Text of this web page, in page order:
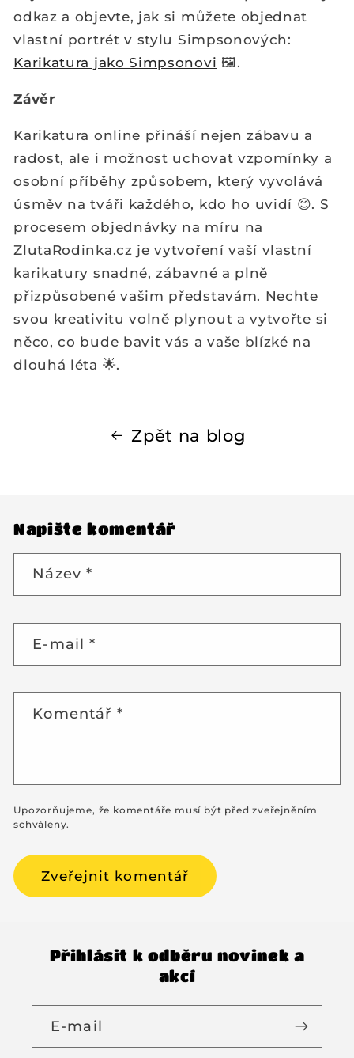
odkaz a objevte, jak si můžete objednat
vlastní portrét v stylu Simpsonových:
Karikatura jako Simpsonovi 🖼️.
Závěr
Karikatura online přináší nejen zábavu a
radost, ale i možnost uchovat vzpomínky a
osobní příběhy způsobem, který vyvolává
úsměv na tváři každého, kdo ho uvidí 😊. S
procesem objednávky na míru na
ZlutaRodinka.cz je vytvoření vaší vlastní
karikatury snadné, zábavné a plně
přizpůsobené vašim představám. Nechte
svou kreativitu volně plynout a vytvořte si
něco, co bude bavit vás a vaše blízké na
dlouhá léta 🌟.
Zpět na blog
Napište komentář
Název*
E-mail*
Komentář *
Upozorňujeme, že komentáře musí být před zveřejněním
schváleny.
Přihlásit k odběru novinek a
akcí
E-mail